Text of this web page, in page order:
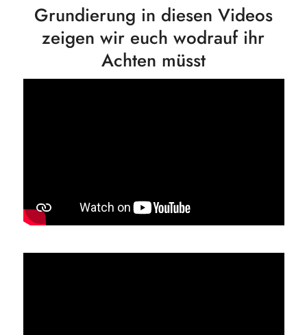
Grundierung in diesen Videos
zeigen wir euch wodrauf ihr
Achten müsst